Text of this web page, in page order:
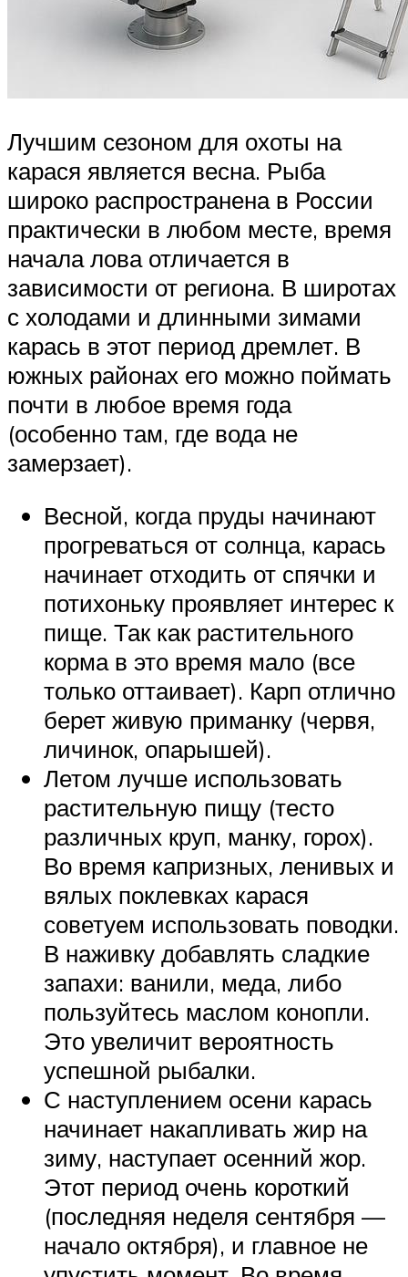
Лучшим сезоном для охоты на
карася является весна. Рыба
широко распространена в России
практически в любом месте, время
начала лова отличается в
зависимости от региона. В широтах
с холодами и длинными зимами
карась в этот период дремлет. В
южных районах его можно поймать
почти в любое время года
(особенно там, где вода не
замерзает).
Весной, когда пруды начинают
прогреваться от солнца, карась
начинает отходить от спячки и
потихоньку проявляет интерес к
пище. Так как растительного
корма в это время мало (все
только оттаивает). Карп отлично
берет живую приманку (червя,
личинок, опарышей).
Летом лучше использовать
растительную пищу (тесто
различных круп, манку, горох).
Во время капризных, ленивых и
вялых поклевках карася
советуем использовать поводки.
В наживку добавлять сладкие
запахи: ванили, меда, либо
пользуйтесь маслом конопли.
Это увеличит вероятность
успешной рыбалки.
С наступлением осени карась
начинает накапливать жир на
зиму, наступает осенний жор.
Этот период очень короткий
(последняя неделя сентября —
начало октября), и главное не